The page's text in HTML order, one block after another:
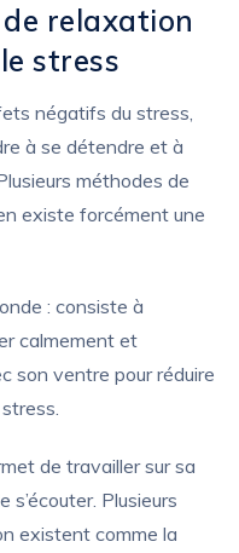
relaxation
stress
négatifs du stress,
à se détendre et à
méthodes de
existe forcément une
: consiste à
calmement et
son ventre pour réduire
de travailler sur sa
Plusieurs
existent comme la